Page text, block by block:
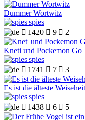
Dummer Wortwitz
spies
 1420  9  2
Kneti und Pockemon Go
spies
 1741  7  3
Es ist die älteste
spies
 1438  6  5